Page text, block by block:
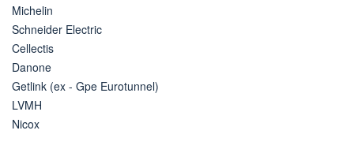
Michelin
Schneider Electric
Cellectis
Danone
Getlink (ex - Gpe Eurotunnel)
LVMH
Nicox